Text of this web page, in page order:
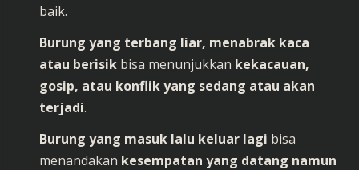
baik.
Burung yang terbang liar, menabrak kaca
atau berisik bisa menunjukkan kekacauan,
gosip, atau konflik yang sedang atau akan
terjadi.
Burung yang masuk lalu keluar lagi bisa
menandakan kesempatan yang datang namun